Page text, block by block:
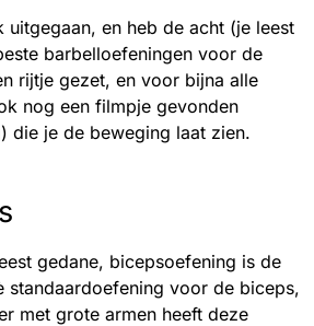
uitgegaan, en heb de acht (je leest
barbelloefeningen voor de
rijtje gezet, en voor bijna alle
nog een filmpje gevonden
die je de beweging laat zien.
gedane, bicepsoefening is de
standaardoefening voor de biceps,
met grote armen heeft deze